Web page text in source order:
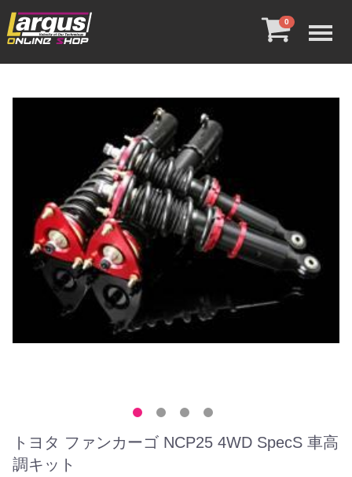
0
トヨタ ファンカーゴ NCP25 4WD SpecS 車高
調キット